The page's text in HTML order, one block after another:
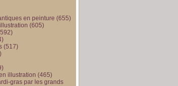
en peinture (655)
(605)
(517)
illustration (465)
gras par les grands